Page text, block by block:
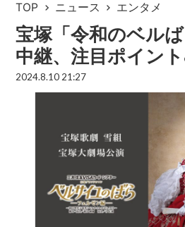
TOP ニュース エンタメ
宝塚「令和のベル
中継、注目ポイン
2024.8.10 21:27